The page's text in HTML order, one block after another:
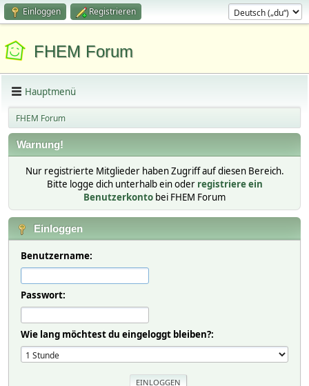
Einloggen Registrieren
FHEM Forum
Hauptmenü
FHEM Forum
Warnung!
Nur registrierte Mitglieder haben Zugriff auf diesen Bereich.
Bitte logge dich unterhalb ein oder registriere ein
Benutzerkonto bei FHEM Forum
Einloggen
Benutzername:
Passwort:
Wie lang möchtest du eingeloggt bleiben?: